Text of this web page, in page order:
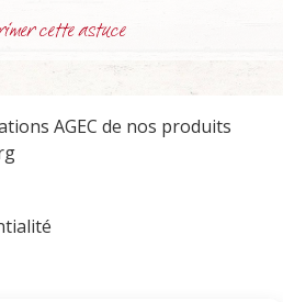
cette astuce
AGEC de nos produits